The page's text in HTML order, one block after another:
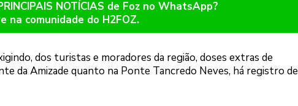
NOTÍCIAS de Foz no WhatsApp?
na comunidade do H2FOZ.
dos turistas e moradores da região, doses extras de
da Amizade quanto na Ponte Tancredo Neves, há registro de